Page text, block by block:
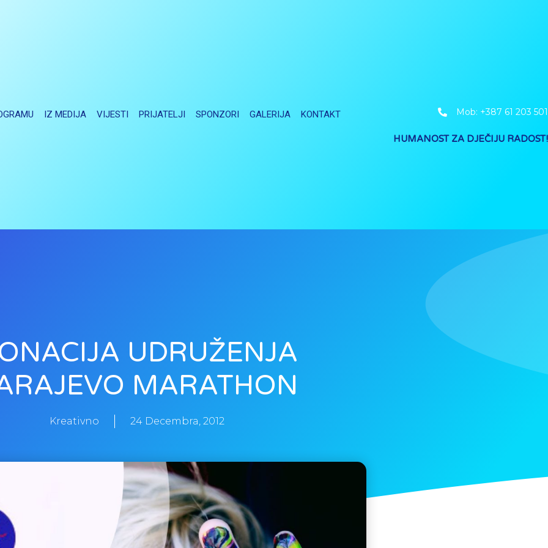
IZ MEDIJA VIJESTI PRIJATELJI SPONZORI GALERIJA KONTAKT Mob: +387 61 203 501
HUMANOST ZA DJEČIJU RADOST!
UDRUŽENJA
MARATHON
Kreativno 24 Decembra, 2012